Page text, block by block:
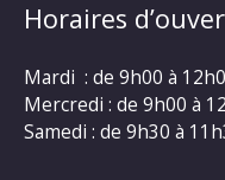
Horaires
Mardi : de 9h00 à
Mercredi : de 9h00 à
Samedi : de 9h30 à